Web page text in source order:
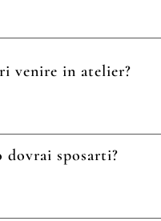
venire in atelier?
dovrai sposarti?